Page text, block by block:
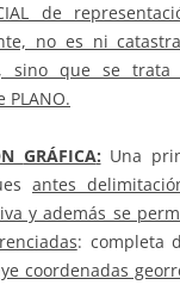
de
no es ni
sino que se trata
PLANO.
GRÁFICA: Una
antes
y además se
: completa
coordenadas